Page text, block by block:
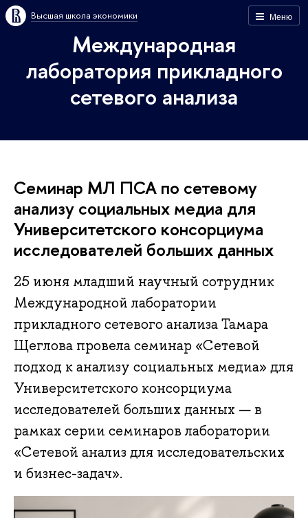
Меню
Высшая школа экономики
Международная
лаборатория прикладного
сетевого анализа
Семинар МЛ ПСА по сетевому
анализу социальных медиа для
Университетского консорциума
исследователей больших данных
25 июня младший научный сотрудник
Международной лаборатории
прикладного сетевого анализа Тамара
Щеглова провела семинар «Сетевой
подход к анализу социальных медиа» для
Университетского консорциума
исследователей больших данных — в
рамках серии семинаров лаборатории
«Сетевой анализ для исследовательских
и бизнес-задач».